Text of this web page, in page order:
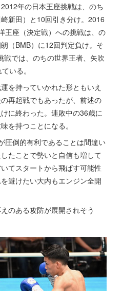
年の日本王座挑戦は、のち
新田）と10回引き分け。2016
王座（決定戦）への挑戦は、の
（BMB）に12回判定負け。そ
戦では、のちの世界王者、矢吹
いる。
を持っていかれた形ともいえ
再起戦でもあったが、前述の
に終わった。連敗中の36歳に
を持つことになる。
圧倒的有利であることは間違い
たことで勢いと自信も増して
てスタートから飛ばす可能性
避けたい大内もエンジン全開
のある攻防が展開されそう